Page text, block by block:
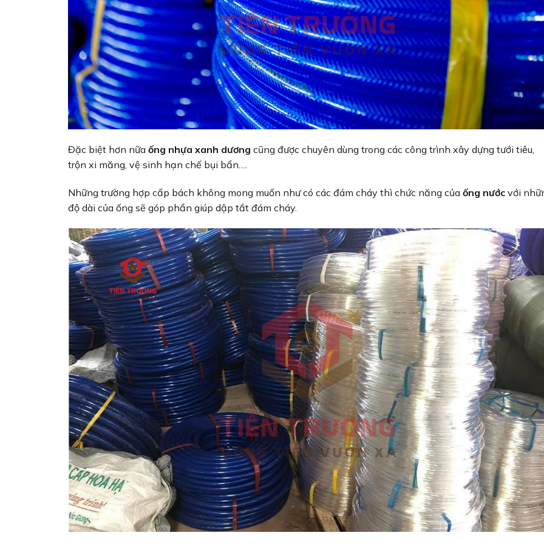
Đặc biệt hơn nữa ống nhựa xanh dương cũng được chuyên dùng trong các công trình xây dựng tưới tiêu,
trộn xi măng, vệ sinh hạn chế bụi bẩn….
Những trường hợp cấp bách không mong muốn như có các đám cháy thì chức năng của ống nước với
độ dài của ống sẽ góp phần giúp dập tắt đám cháy.